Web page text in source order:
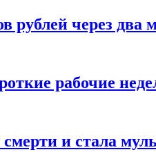
рублей через два
рабочие
и стала